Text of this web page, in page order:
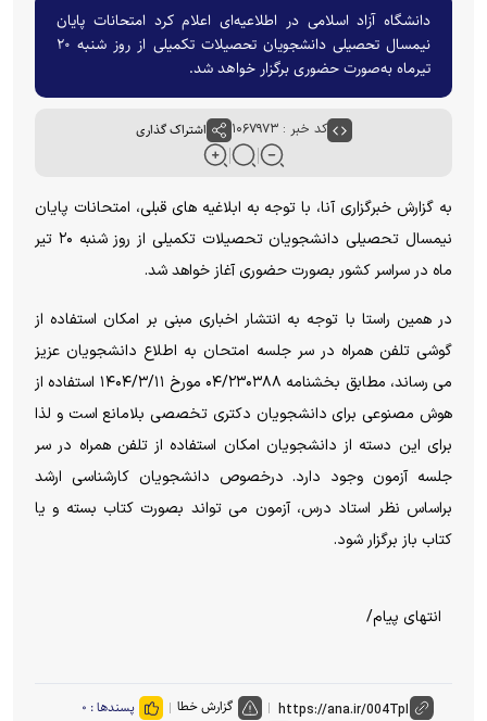
دانشگاه آزاد اسلامی در اطلاعیه‌ای اعلام کرد امتحانات پایان
نیمسال تحصیلی دانشجویان تحصیلات تکمیلی از روز شنبه ۲۰
تیرماه به‌صورت حضوری برگزار خواهد شد.
کد خبر : ۱۰۶۷۹۷۳ اشتراک گذاری
به گزارش خبرگزاری آنا، با توجه به ابلاغیه های قبلی، امتحانات پایان
نیمسال تحصیلی دانشجویان تحصیلات تکمیلی از روز شنبه ۲۰ تیر
ماه در سراسر کشور بصورت حضوری آغاز خواهد شد.
در همین راستا با توجه به انتشار اخباری مبنی بر امکان استفاده از
گوشی تلفن همراه در سر جلسه امتحان به اطلاع دانشجویان عزیز
می رساند، مطابق بخشنامه ۰۴/۲۳۰۳۸۸ مورخ ۱۴۰۴/۳/۱۱ استفاده از
هوش مصنوعی برای دانشجویان دکتری تخصصی بلامانع است و لذا
برای این دسته از دانشجویان امکان استفاده از تلفن همراه در سر
جلسه آزمون وجود دارد. درخصوص دانشجویان کارشناسی ارشد
براساس نظر استاد درس، آزمون می تواند بصورت کتاب بسته و یا
کتاب باز برگزار شود.
انتهای پیام/
گزارش خطا پسندها : ۰